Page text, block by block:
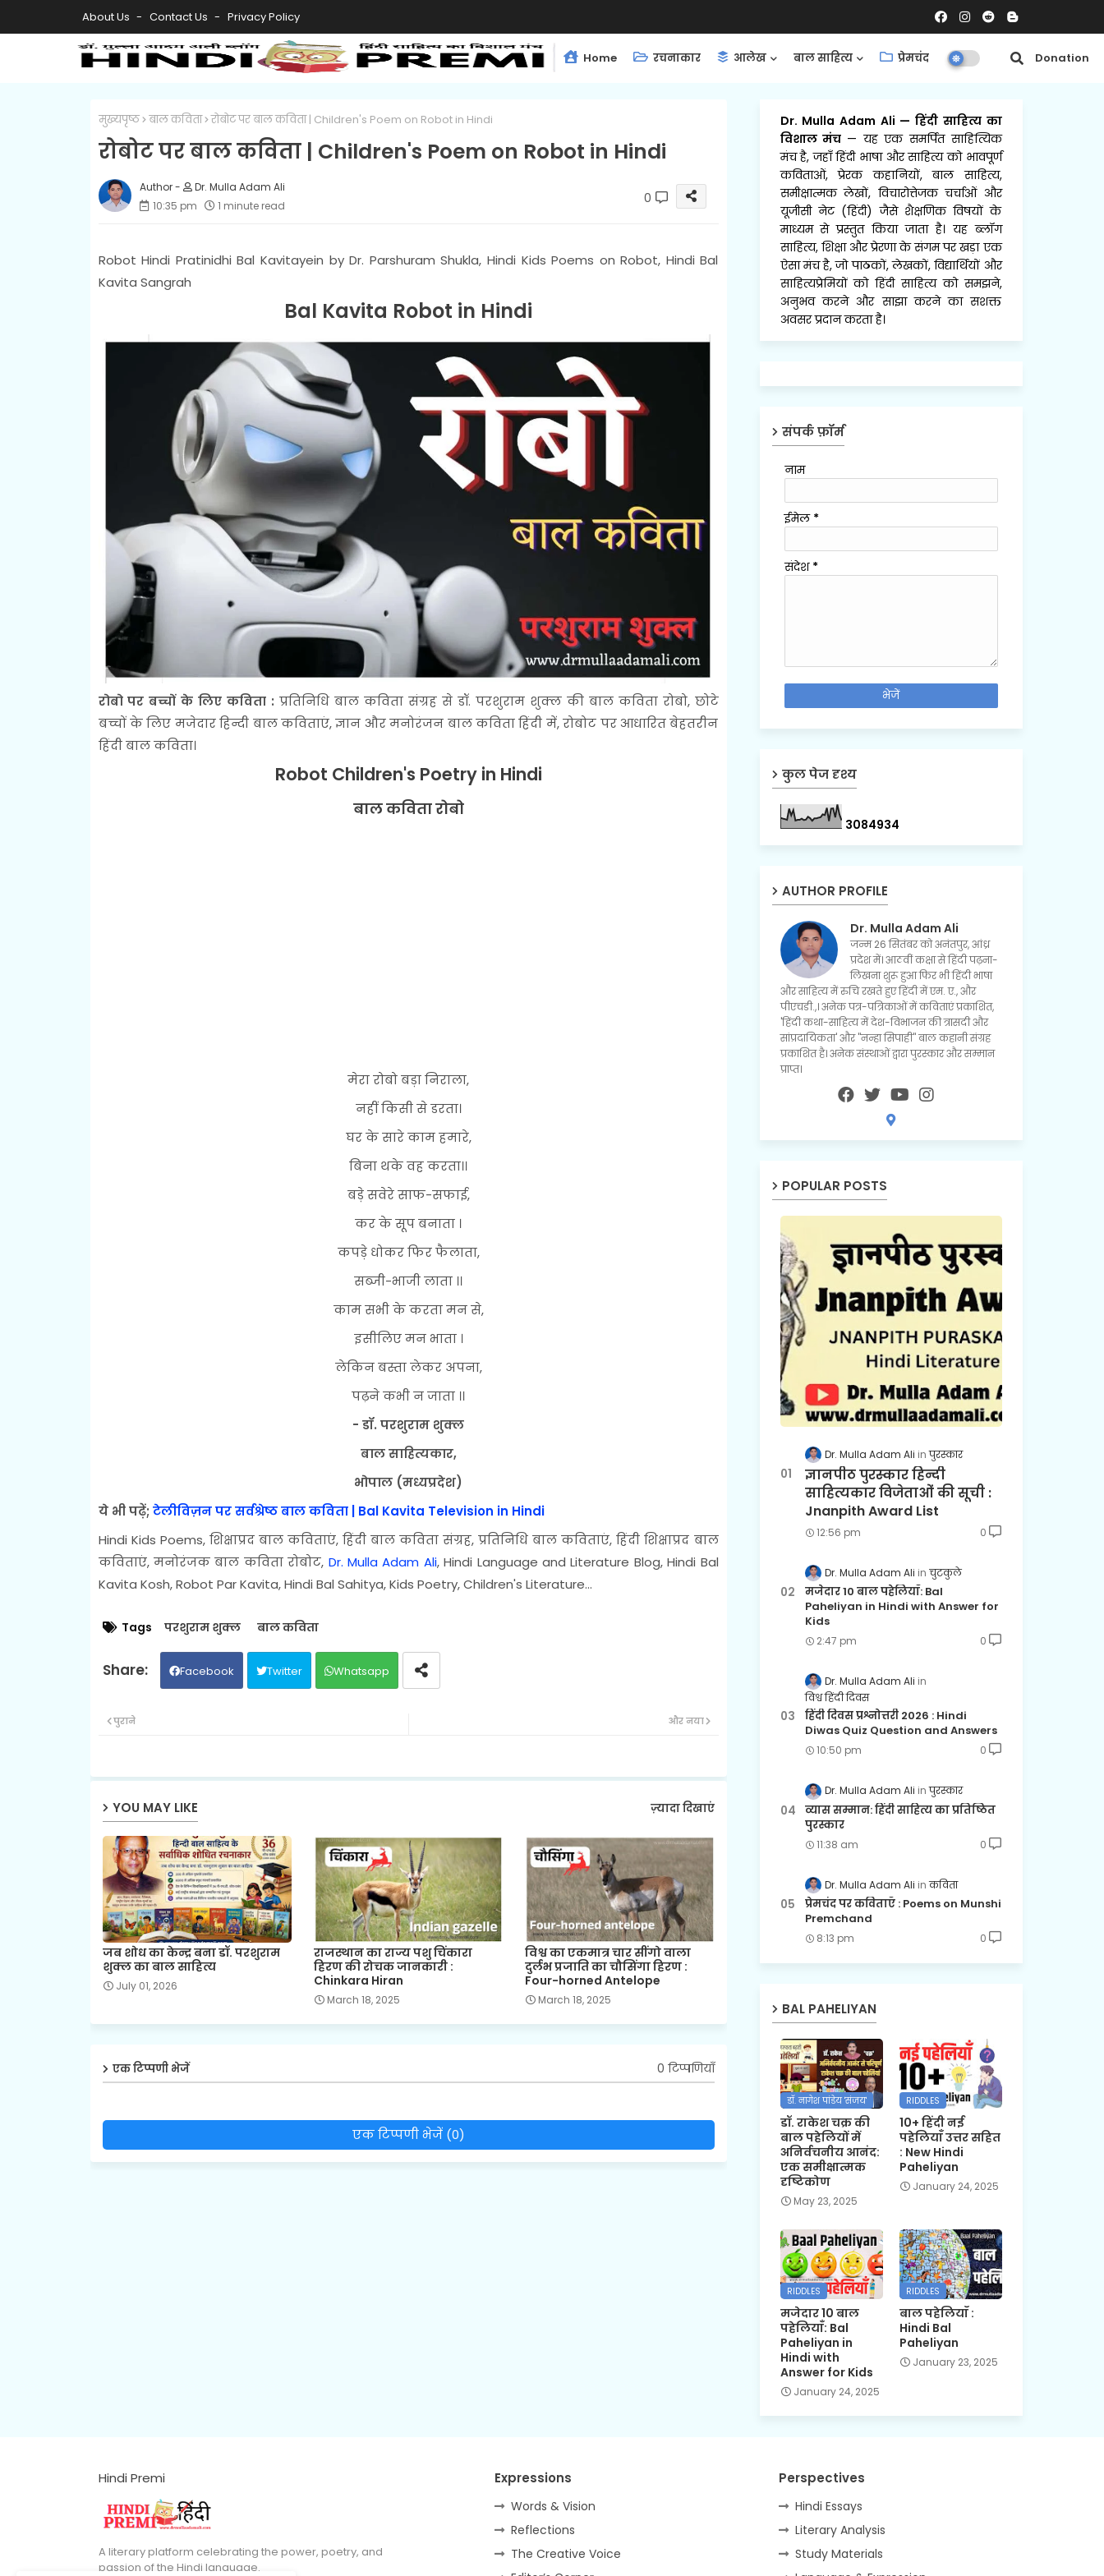
About Us Contact Us Privacy Policy
Home रचनाकार आलेख बाल साहित्य प्रेमचंद समीक्षाएँ Donation
मुख्यपृष्ठ बाल कविता रोबोट पर बाल कविता | Children's Poem on Robot in Hindi
रोबोट पर बाल कविता | Children's Poem on Robot in Hindi
Dr. Mulla Adam Ali
10:35 pm
1 minute read 0
Robot Hindi Pratinidhi Bal Kavitayein by Dr. Parshuram Shukla, Hindi Kids Poems on Robot, Hindi Bal
Kavita Sangrah
Bal Kavita Robot in Hindi
रोबो पर बच्चों के लिए कविता :प्रतिनिधि बाल कविता संग्रह से डॉ. परशुराम शुक्ल की बाल कविता रोबो, छोटे
बच्चों के लिए मजेदार हिन्दी बाल कविताएं, ज्ञान और मनोरंजन बाल कविता हिंदी में, रोबोट पर आधारित बेहतरीन
हिंदी बाल कविता।
Robot Children's Poetry in Hindi
बाल कविता रोबो
मेरा रोबो बड़ा निराला,
नहीं किसी से डरता।
घर के सारे काम हमारे,
बिना थके वह करता।।
बड़े सवेरे साफ-सफाई,
कर के सूप बनाता ।
कपड़े धोकर फिर फैलाता,
सब्जी-भाजी लाता ।।
काम सभी के करता मन से,
इसीलिए मन भाता ।
लेकिन बस्ता लेकर अपना,
पढ़ने कभी न जाता ।।
- डॉ. परशुराम शुक्ल
बाल साहित्यकार,
भोपाल (मध्यप्रदेश)
ये भी पढ़ें; टेलीविज़न पर सर्वश्रेष्ठ बाल कविता | Bal Kavita Television in Hindi
Hindi Kids Poems, शिक्षाप्रद बाल कविताएं, हिंदी बाल कविता संग्रह, प्रतिनिधि बाल कविताएं, हिंदी शिक्षाप्रद बाल
कविताएं, मनोरंजक बाल कविता रोबोट, Dr. Mulla Adam Ali, Hindi Language and Literature Blog, Hindi Bal
Kavita Kosh, Robot Par Kavita, Hindi Bal Sahitya, Kids Poetry, Children's Literature...
Tags परशुराम शुक्ल बाल कविता
Facebook Twitter Whatsapp
और नया
पुराने
YOU MAY LIKE ज़्यादा दिखाएं
जब शोध का केन्द्र बना डॉ. परशुराम
शुक्ल का बाल साहित्य
July 01, 2026
राजस्थान का राज्य पशु चिंकारा
हिरण की रोचक जानकारी :
Chinkara Hiran
March 18, 2025
विश्व का एकमात्र चार सींगो वाला
दुर्लभ प्रजाति का चौसिंगा हिरण :
Four-horned Antelope
March 18, 2025
एक टिप्पणी भेजें 0 टिप्पणियाँ
एक टिप्पणी भेजें (0)
Dr. Mulla Adam Ali —हिंदी साहित्य का
विशाल मंच — यह एक समर्पित साहित्यिक
मंच है, जहाँ हिंदी भाषा और साहित्य को भावपूर्ण
कविताओं, प्रेरक कहानियों, बाल साहित्य,
समीक्षात्मक लेखों, विचारोत्तेजक चर्चाओं और
यूजीसी नेट (हिंदी) जैसे शैक्षणिक विषयों के
माध्यम से प्रस्तुत किया जाता है। यह ब्लॉग
साहित्य, शिक्षा और प्रेरणा के संगम पर खड़ा एक
ऐसा मंच है, जो पाठकों, लेखकों, विद्यार्थियों और
साहित्यप्रेमियों को हिंदी साहित्य को समझने,
अनुभव करने और साझा करने का सशक्त
अवसर प्रदान करता है।
संपर्क फ़ॉर्म
नाम
ईमेल *
संदेश *
कुल पेज दृश्य
3084934
AUTHOR PROFILE
Dr. Mulla Adam Ali
जन्म 26 सितंबर को अनंतपुर, आंध्र
प्रदेश में। आठवीं कक्षा से हिंदी पढ़ना-
लिखना शुरू हुआ फिर भी हिंदी भाषा
और साहित्य में रुचि रखते हुए हिंदी में एम. ए., और
पीएचडी.,। अनेक पत्र-पत्रिकाओं में कविताएं प्रकाशित,
'हिंदी कथा-साहित्य में देश-विभाजन की त्रासदी और
सांप्रदायिकता' और "नन्हा सिपाही" बाल कहानी संग्रह
प्रकाशित है। अनेक संस्थाओं द्वारा पुरस्कार और सम्मान
प्राप्त।
POPULAR POSTS
Dr. Mulla Adam Ali पुरस्कार
ज्ञानपीठ पुरस्कार हिन्दी
साहित्यकार विजेताओं की सूची :
Jnanpith Award List
12:56 pm 0
Dr. Mulla Adam Ali चुटकुले
मजेदार 10 बाल पहेलियाँ: Bal
Paheliyan in Hindi with Answer for
Kids
2:47 pm 0
Dr. Mulla Adam Ali
विश्व हिंदी दिवस
हिंदी दिवस प्रश्नोत्तरी 2026 : Hindi
Diwas Quiz Question and Answers
10:50 pm 0
Dr. Mulla Adam Ali पुरस्कार
व्यास सम्मान: हिंदी साहित्य का प्रतिष्ठित
पुरस्कार
11:38 am 0
Dr. Mulla Adam Ali कविता
प्रेमचंद पर कविताएँ : Poems on Munshi
Premchand
8:13 pm 0
BAL PAHELIYAN
डॉ. नागेश पांडेय 'संजय'
डॉ. राकेश चक्र की
बाल पहेलियों में
अनिर्वचनीय आनंद:
एक समीक्षात्मक
दृष्टिकोण
May 23, 2025
RIDDLES
10+ हिंदी नई
पहेलियाँ उत्तर सहित
: New Hindi
Paheliyan
January 24, 2025
RIDDLES
मजेदार 10 बाल
पहेलियाँ: Bal
Paheliyan in
Hindi with
Answer for Kids
January 24, 2025
RIDDLES
बाल पहेलियाँ :
Hindi Bal
Paheliyan
January 23, 2025
Hindi Premi
A literary platform celebrating the power, poetry, and
passion of the Hindi language.
Expressions
Words & Vision
Reflections
The Creative Voice
Perspectives
Hindi Essays
Literary Analysis
Study Materials